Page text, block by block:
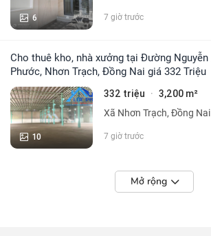
6 7 giờ trước
Cho thuê kho, nhà xưởng tại Đường Nguyễn Ái Quốc, Hiệp
Phước, Nhơn Trạch, Đồng Nai giá 332 Triệu
10
332 triệu · 3,200 m²
Xã Nhơn Trạch, Đồng Nai
7 giờ trước
Mở rộng